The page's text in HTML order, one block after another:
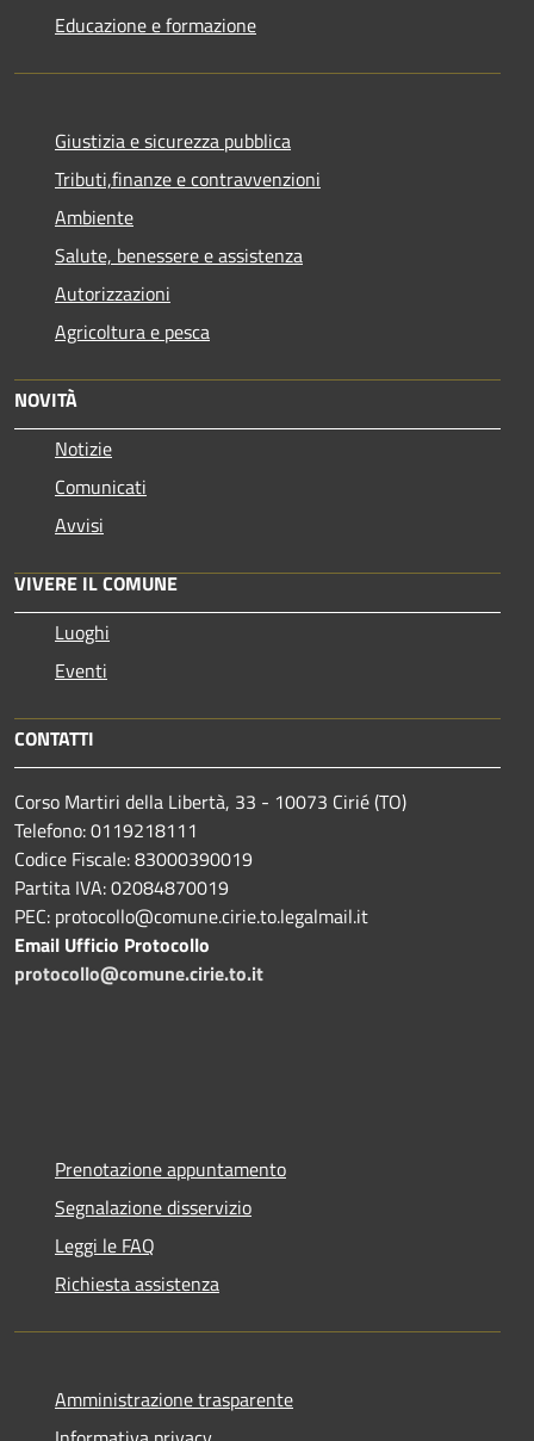
Educazione e formazione
Giustizia e sicurezza pubblica
Tributi,finanze e contravvenzioni
Ambiente
Salute, benessere e assistenza
Autorizzazioni
Agricoltura e pesca
NOVITÀ
Notizie
Comunicati
Avvisi
VIVERE IL COMUNE
Luoghi
Eventi
CONTATTI
Corso Martiri della Libertà, 33 - 10073 Cirié (TO)
Telefono: 0119218111
Codice Fiscale: 83000390019
Partita IVA: 02084870019
PEC: protocollo@comune.cirie.to.legalmail.it
Email Ufficio Protocollo
protocollo@comune.cirie.to.it
Prenotazione appuntamento
Segnalazione disservizio
Leggi le FAQ
Richiesta assistenza
Amministrazione trasparente